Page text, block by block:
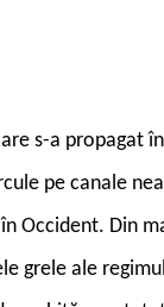
s-a propagat
pe canale
Occident. Din
grele ale